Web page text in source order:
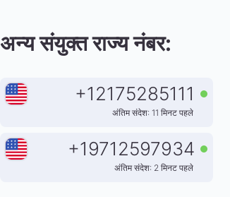
अन्य संयुक्त राज्य नंबर:
+12175285111
अंतिम संदेश: 11 मिनट पहले
+19712597934
अंतिम संदेश: 2 मिनट पहले